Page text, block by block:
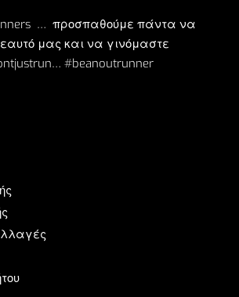
… προσπαθούμε πάντα να
μας και να γινόμαστε
#beanoutrunner